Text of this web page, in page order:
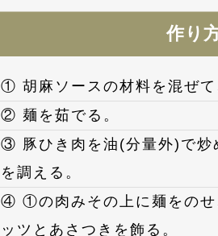
作り
① 胡麻ソースの材料を混ぜて
② 麺を茹でる。
③ 豚ひき肉を油(分量外)で炒
を調える。
④ ①の肉みその上に麺をの
ッツとあさつきを飾る。